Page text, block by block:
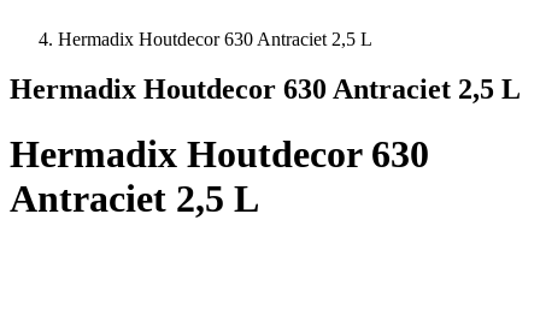
Hermadix Houtdecor 630 Antraciet 2,5 L
Hermadix Houtdecor 630 Antraciet 2,5 L
Hermadix Houtdecor 630
Antraciet 2,5 L